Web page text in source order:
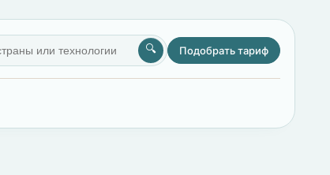
🔍 Подобрать тариф